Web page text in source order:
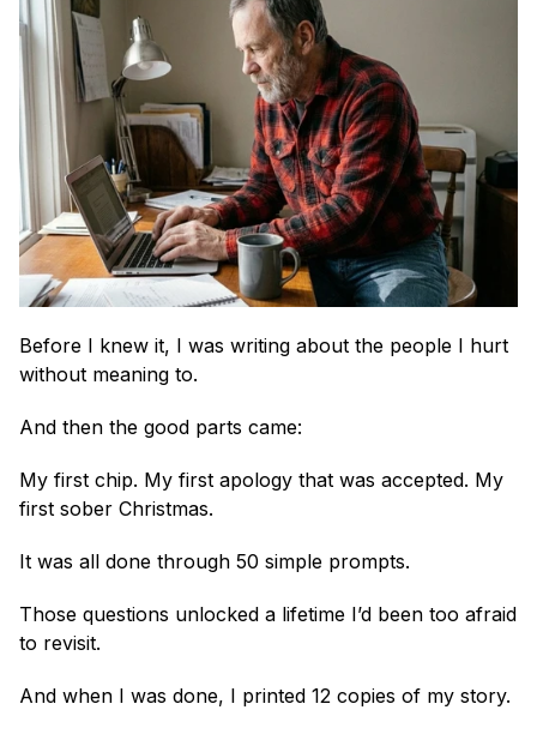
Before I knew it, I was writing about the people I hurt
without meaning to.
And then the good parts came:
My first chip. My first apology that was accepted. My
first sober Christmas.
It was all done through 50 simple prompts.
Those questions unlocked a lifetime I’d been too afraid
to revisit.
And when I was done, I printed 12 copies of my story.